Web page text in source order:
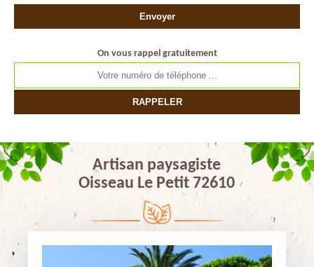
On vous rappel gratuitement
Artisan paysagiste
Oisseau Le Petit 72610